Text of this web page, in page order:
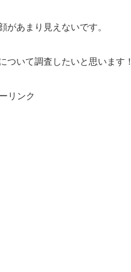
あまり見えないです。
ついて調査したいと思います！
リンク